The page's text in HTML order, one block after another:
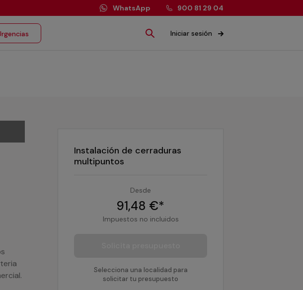
WhatsApp 900 81 29 04
Iniciar sesión
Instalación de cerraduras
multipuntos
Desde
91,48 €*
Impuestos no incluidos
Selecciona una localidad para
solicitar tu presupuesto